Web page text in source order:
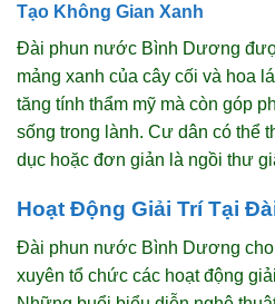
Tạo Không Gian Xanh
Đài phun nước Bình Dương
mảng xanh của cây cối và hoa
tăng tính thẩm mỹ mà còn góp
sống trong lành. Cư dân có thể
dục hoặc đơn giản là ngồi thư
Hoạt Động Giải Trí Tại
Đài phun nước Bình Dương
xuyên tổ chức các hoạt động